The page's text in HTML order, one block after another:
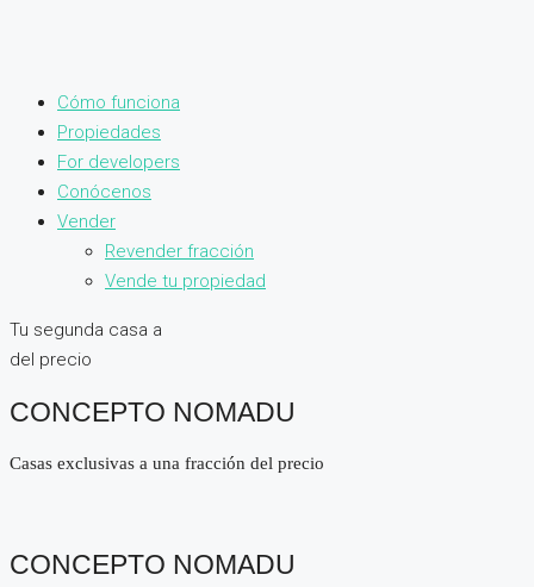
Cómo funciona
Propiedades
For developers
Conócenos
Vender
Revender fracción
Vende tu propiedad
Tu segunda casa a
del precio
CONCEPTO NOMADU
Casas exclusivas a una fracción del precio
CONCEPTO NOMADU